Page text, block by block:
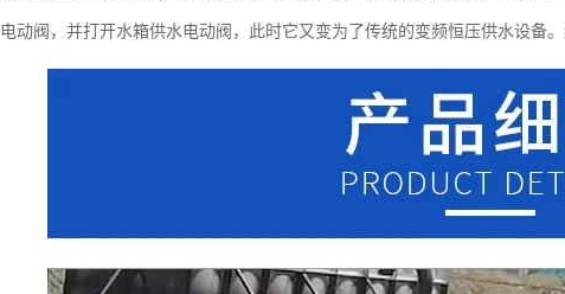
电动阀，并打开水箱供水电动阀，此时它又变为了传统的变频恒压供水设备